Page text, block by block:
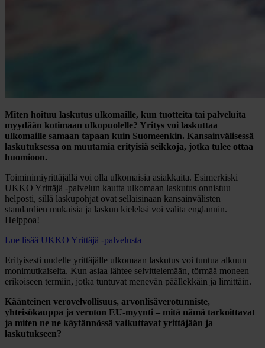
Miten hoituu laskutus ulkomaille, kun tuotteita tai palveluita
myydään kotimaan ulkopuolelle? Yritys voi laskuttaa
ulkomaille samaan tapaan kuin Suomeenkin. Kansainvälisessä
laskutuksessa on muutamia erityisiä seikkoja, jotka tulee ottaa
huomioon.
Toiminimiyrittäjällä voi olla ulkomaisia asiakkaita. Esimerkiski
UKKO Yrittäjä -palvelun kautta ulkomaan laskutus onnistuu
helposti, sillä laskupohjat ovat sellaisinaan kansainvälisten
standardien mukaisia ja laskun kieleksi voi valita englannin.
Helppoa!
Lue lisää UKKO Yrittäjä -palvelusta
Erityisesti uudelle yrittäjälle ulkomaan laskutus voi tuntua alkuun
monimutkaiselta. Kun asiaa lähtee selvittelemään, törmää moneen
erikoiseen termiin, jotka tuntuvat menevän päällekkäin ja limittäin.
Käänteinen verovelvollisuus, arvonlisäverotunniste,
yhteisökauppa ja veroton EU-myynti – mitä nämä tarkoittavat
ja miten ne ne käytännössä vaikuttavat yrittäjään ja
laskutukseen?